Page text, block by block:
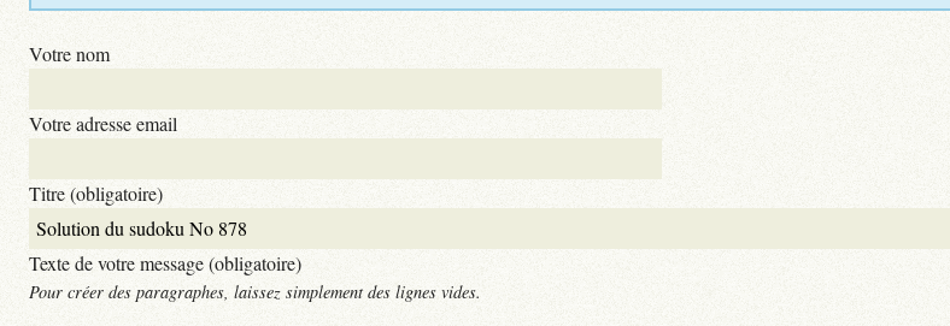
Votre nom
Votre adresse email
Titre (obligatoire)
Texte de votre message (obligatoire)
Pour créer des paragraphes, laissez simplement des lignes vides.